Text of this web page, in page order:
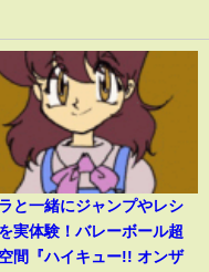
と一緒にジャンプやレシ
実体験！バレーボール超
間『ハイキュー!! オンザ